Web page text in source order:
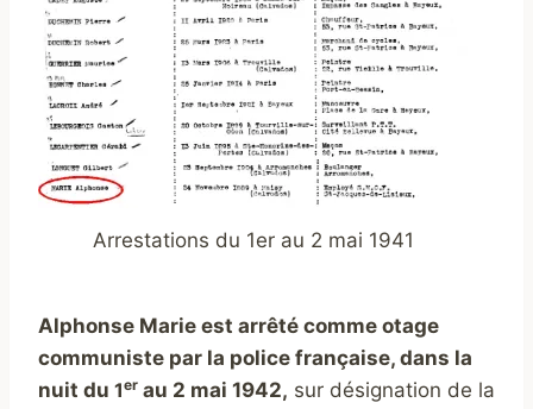
Arrestations du 1er au 2 mai 1941
Alphonse Marie est arrêté comme otage
communiste par la police française, dans la
nuit du 1er au 2 mai 1942, sur désignation de la